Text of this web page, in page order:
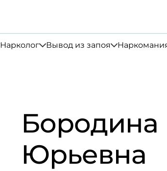
Нарколог Вывод из запоя
Бородина
Юрьевна